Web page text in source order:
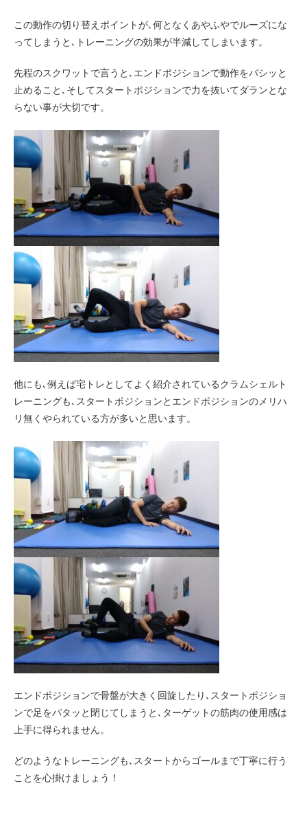
この動作の切り替えポイントが､何となくあやふやでルーズにな
ってしまうと､トレーニングの効果が半減してしまいます。
先程のスクワットで言うと､エンドポジションで動作をバシッと
止めること､そしてスタートポジションで力を抜いてダランとな
らない事が大切です。
他にも､例えば宅トレとしてよく紹介されているクラムシェルト
レーニングも､スタートポジションとエンドポジションのメリハ
リ無くやられている方が多いと思います。
エンドポジションで骨盤が大きく回旋したり､スタートポジショ
ンで足をパタッと閉じてしまうと､ターゲットの筋肉の使用感は
上手に得られません。
どのようなトレーニングも､スタートからゴールまで丁寧に行う
ことを心掛けましょう！